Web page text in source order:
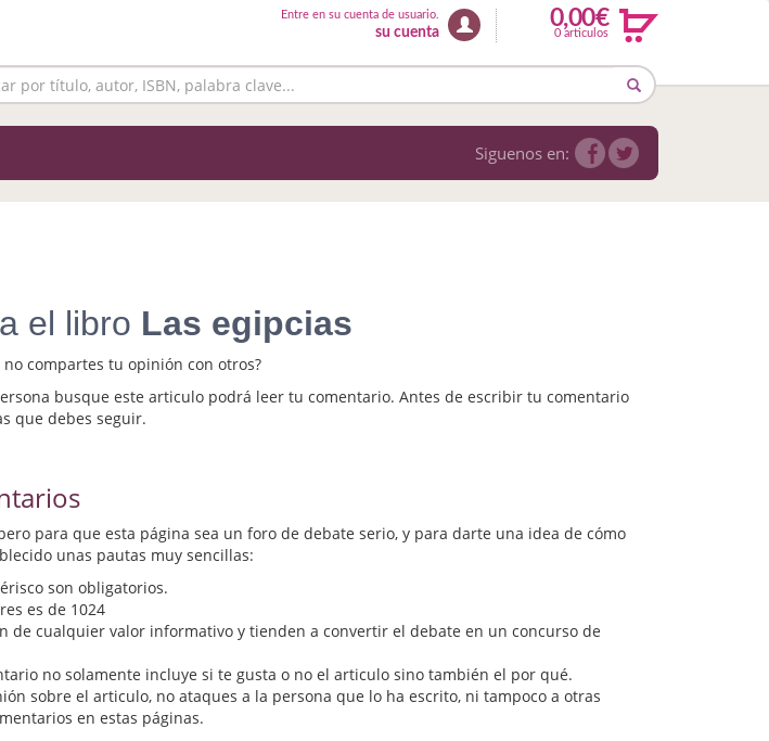
Entre en su cuenta de usuario.
su cuenta
0,00€
0 articulos
Siguenos en:
el libro Las egipcias
compartes tu opinión con otros?
busque este articulo podrá leer tu comentario. Antes de escribir tu comentario
que debes seguir.
para que esta página sea un foro de debate serio, y para darte una idea de cómo
unas pautas muy sencillas:
son obligatorios.
es de 1024
de cualquier valor informativo y tienden a convertir el debate en un concurso de
no solamente incluye si te gusta o no el articulo sino también el por qué.
sobre el articulo, no ataques a la persona que lo ha escrito, ni tampoco a otras
en estas páginas.